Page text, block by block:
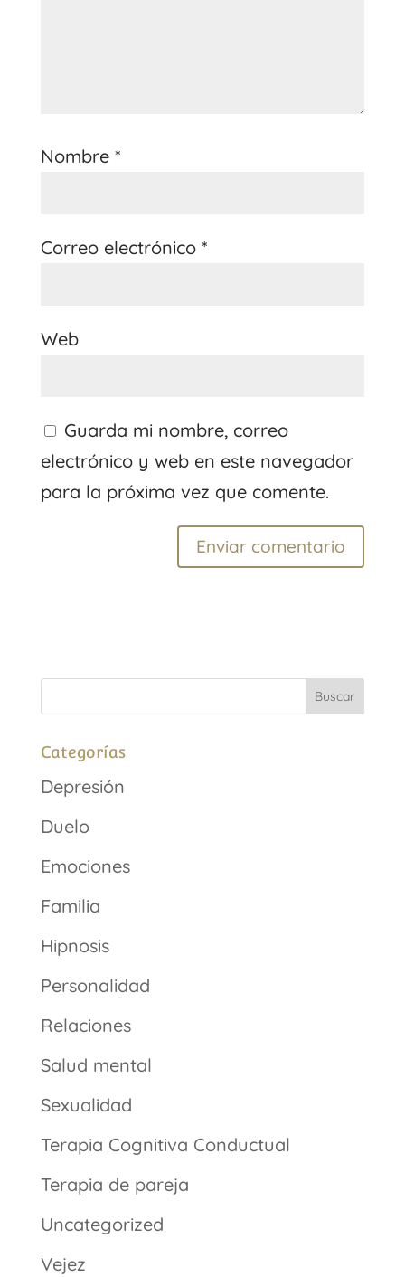
Nombre *
Correo electrónico *
Web
Guarda mi nombre, correo
electrónico y web en este navegador
para la próxima vez que comente.
Categorías
Depresión
Duelo
Emociones
Familia
Hipnosis
Personalidad
Relaciones
Salud mental
Sexualidad
Terapia Cognitiva Conductual
Terapia de pareja
Uncategorized
Vejez